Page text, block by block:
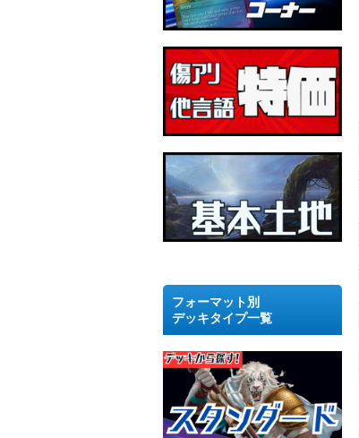
フォーマット別
デッキタイプ一覧